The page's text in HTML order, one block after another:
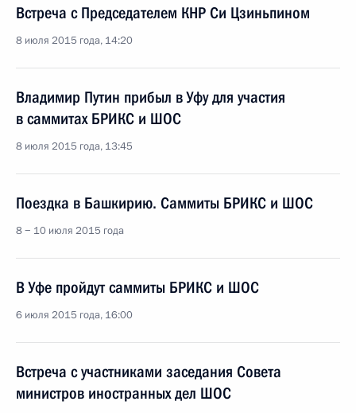
Встреча с Председателем КНР Си Цзиньпином
8 июля 2015 года, 14:20
Владимир Путин прибыл в Уфу для участия
в саммитах БРИКС и ШОС
8 июля 2015 года, 13:45
Поездка в Башкирию. Саммиты БРИКС и ШОС
8 − 10 июля 2015 года
В Уфе пройдут саммиты БРИКС и ШОС
6 июля 2015 года, 16:00
Встреча с участниками заседания Совета
министров иностранных дел ШОС